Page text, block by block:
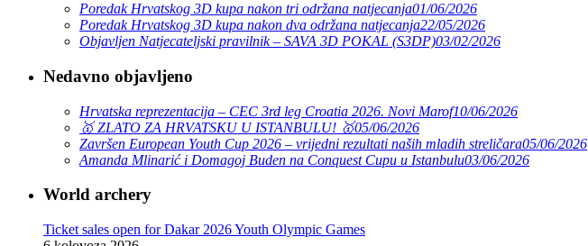
Poredak Hrvatskog 3D kupa nakon tri održana natjecanja01/06/2026
Poredak Hrvatskog 3D kupa nakon dva održana natjecanja22/05/2026
Objavljen Natjecateljski pravilnik – SAVA 3D POKAL (S3DP)03/02/2026
Nedavno objavljeno
Hrvatska reprezentacija – CEC 3rd leg Croatia 2026. Novi Marof10/06/2026
🥇 ZLATO ZA HRVATSKU U ISTANBULU! 🥇05/06/2026
Završen European Youth Cup 2026 – vrijedni rezultati naših mladih streličara05/06/2026
Amanda Mlinarić i Domagoj Buden na Conquest Cupu u Istanbulu03/06/2026
World archery
Ticket sales open for Dakar 2026 Youth Olympic Games